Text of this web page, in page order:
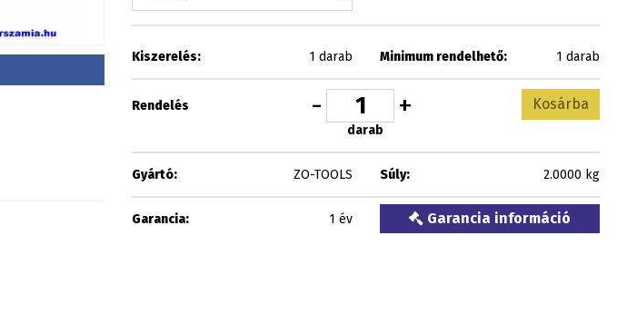
Kiszerelés: 1 darab Minimum rendelhető: 1 darab
Rendelés - +
darab
Kosárba
Gyártó: ZO-TOOLS Súly: 2.0000 kg
Garancia: 1 év Garancia információ